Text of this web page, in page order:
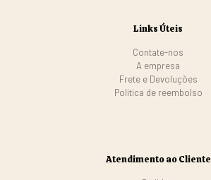
Links Úteis
Contate-nos
A empresa
Frete e Devoluções
Politica de reembolso
Atendimento ao Cliente